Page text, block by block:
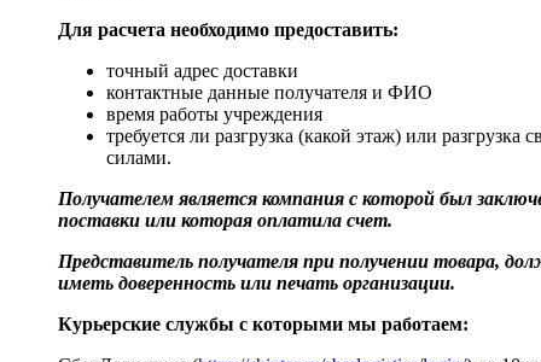
Для расчета необходимо предоставить:
точный адрес доставки
контактные данные получателя и ФИО
время работы учреждения
требуется ли разгрузка (какой этаж) или разгрузка
силами.
Получателем является компания с которой был
поставки или которая оплатила счет.
Представитель получателя при получении товара,
иметь доверенность или печать организации.
Курьерские службы с которыми мы работаем: